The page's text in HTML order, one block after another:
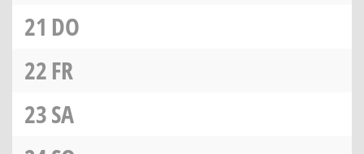
21 DO
22FR
23SA